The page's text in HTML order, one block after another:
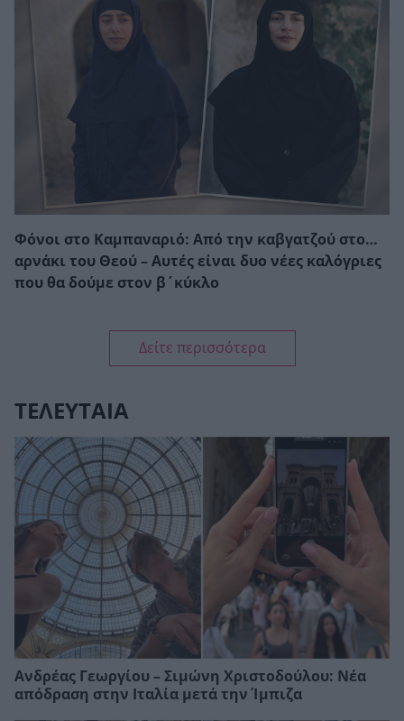
Φόνοι στο Καμπαναριό: Από την καβγατζού στο…
αρνάκι του Θεού – Αυτές είναι δυο νέες καλόγριες
που θα δούμε στον β΄κύκλο
Δείτε περισσότερα
ΤΕΛΕΥΤΑΙΑ
Ανδρέας Γεωργίου – Σιμώνη Χριστοδούλου: Νέα
απόδραση στην Ιταλία μετά την Ίμπιζα